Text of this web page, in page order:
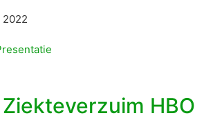
2022
HBO